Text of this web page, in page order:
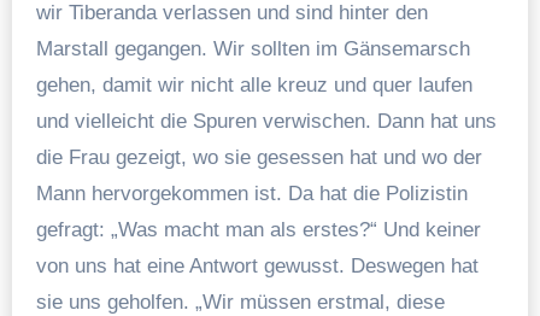
wir Tiberanda verlassen und sind hinter den
Marstall gegangen. Wir sollten im Gänsemarsch
gehen, damit wir nicht alle kreuz und quer laufen
und vielleicht die Spuren verwischen. Dann hat uns
die Frau gezeigt, wo sie gesessen hat und wo der
Mann hervorgekommen ist. Da hat die Polizistin
gefragt: „Was macht man als erstes?“ Und keiner
von uns hat eine Antwort gewusst. Deswegen hat
sie uns geholfen. „Wir müssen erstmal, diese